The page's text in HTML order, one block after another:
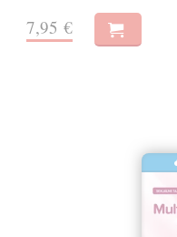
7,95 €